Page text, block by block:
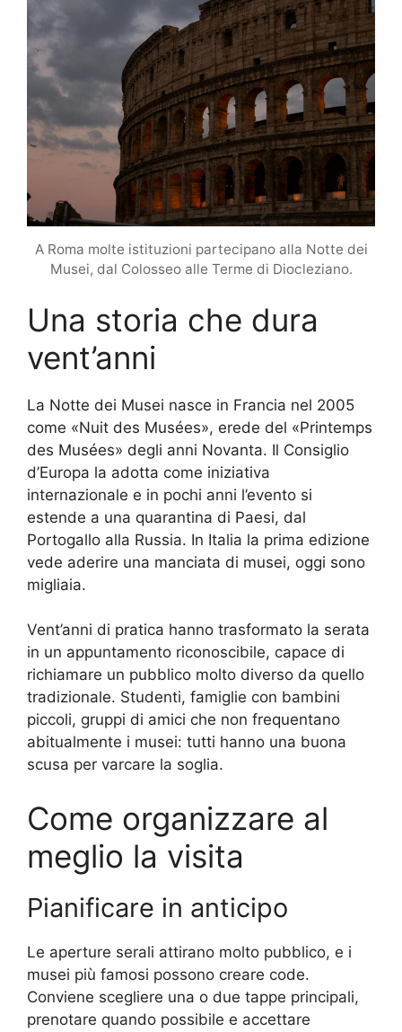
A Roma molte istituzioni partecipano alla Notte dei
Musei, dal Colosseo alle Terme di Diocleziano.
Una storia che dura
vent’anni
La Notte dei Musei nasce in Francia nel 2005
come «Nuit des Musées», erede del «Printemps
des Musées» degli anni Novanta. Il Consiglio
d’Europa la adotta come iniziativa
internazionale e in pochi anni l’evento si
estende a una quarantina di Paesi, dal
Portogallo alla Russia. In Italia la prima edizione
vede aderire una manciata di musei, oggi sono
migliaia.
Vent’anni di pratica hanno trasformato la serata
in un appuntamento riconoscibile, capace di
richiamare un pubblico molto diverso da quello
tradizionale. Studenti, famiglie con bambini
piccoli, gruppi di amici che non frequentano
abitualmente i musei: tutti hanno una buona
scusa per varcare la soglia.
Come organizzare al
meglio la visita
Pianificare in anticipo
Le aperture serali attirano molto pubblico, e i
musei più famosi possono creare code.
Conviene scegliere una o due tappe principali,
prenotare quando possibile e accettare